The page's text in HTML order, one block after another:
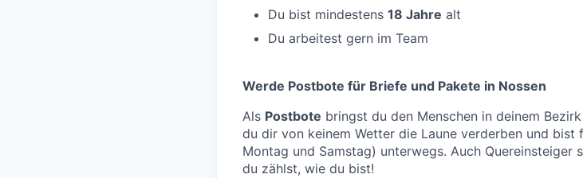
Du bist mindestens 18 Jahre alt
Du arbeitest gern im Team
Werde Postbote für Briefe und Pakete in Nossen
Als Postbote bringst du den Menschen in deinem
du dir von keinem Wetter die Laune verderben und
Montag und Samstag) unterwegs. Auch Quereinsteiger
du zählst, wie du bist!